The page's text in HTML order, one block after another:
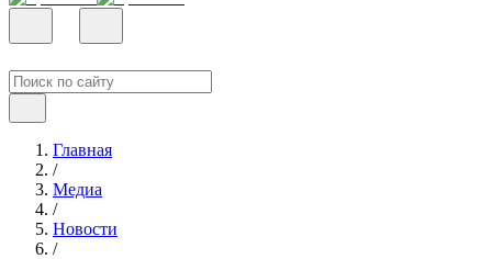
Главная
/
Медиа
/
Новости
/